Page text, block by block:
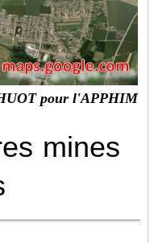
pour l'APPHIM
mines